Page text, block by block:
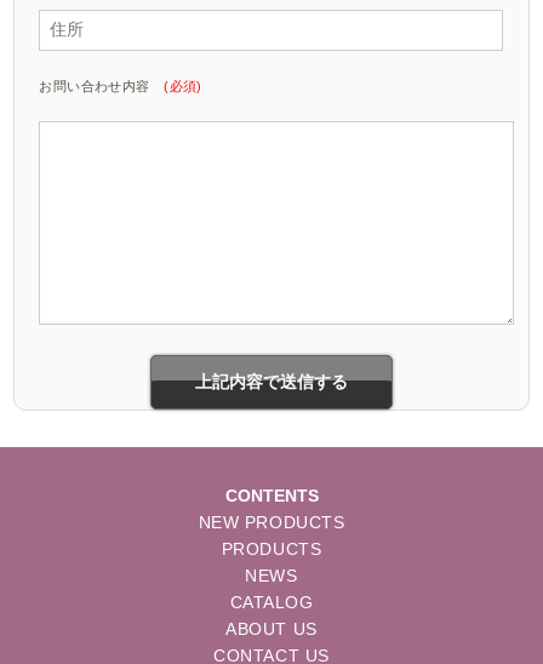
お問い合わせ内容(必須)
CONTENTS
NEW PRODUCTS
PRODUCTS
NEWS
CATALOG
ABOUT US
CONTACT US